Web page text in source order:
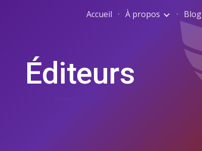
Skip to navigation
Accueil À propos Blog
Éditeurs